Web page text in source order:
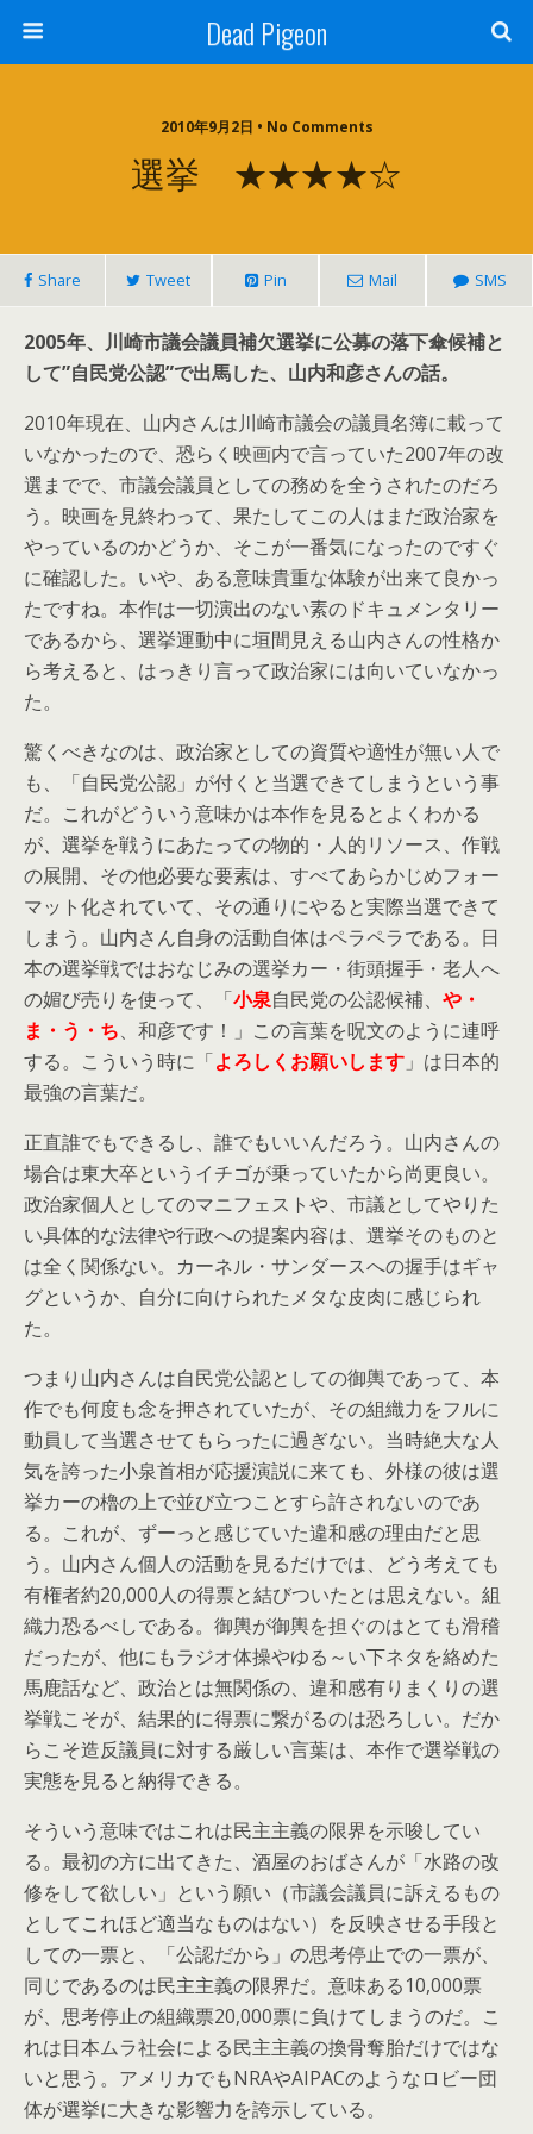
Dead Pigeon
2010年9月2日 • No Comments
選挙 ★★★★☆
Share Tweet Pin Mail SMS
2005年、川崎市議会議員補欠選挙に公募の落下傘候補と
して”自民党公認”で出馬した、山内和彦さんの話。
2010年現在、山内さんは川崎市議会の議員名簿に載って
いなかったので、恐らく映画内で言っていた2007年の改
選までで、市議会議員としての務めを全うされたのだろ
う。映画を見終わって、果たしてこの人はまだ政治家を
やっているのかどうか、そこが一番気になったのですぐ
に確認した。いや、ある意味貴重な体験が出来て良かっ
たですね。本作は一切演出のない素のドキュメンタリー
であるから、選挙運動中に垣間見える山内さんの性格か
ら考えると、はっきり言って政治家には向いていなかっ
た。
驚くべきなのは、政治家としての資質や適性が無い人で
も、「自民党公認」が付くと当選できてしまうという事
だ。これがどういう意味かは本作を見るとよくわかる
が、選挙を戦うにあたっての物的・人的リソース、作戦
の展開、その他必要な要素は、すべてあらかじめフォー
マット化されていて、その通りにやると実際当選できて
しまう。山内さん自身の活動自体はペラペラである。日
本の選挙戦ではおなじみの選挙カー・街頭握手・老人へ
の媚び売りを使って、「小泉自民党の公認候補、 や・
ま・う・ち、和彦です！」この言葉を呪文のように連呼
する。こういう時に「よろしくお願いします 」は日本的
最強の言葉だ。
正直誰でもできるし、誰でもいいんだろう。山内さんの
場合は東大卒というイチゴが乗っていたから尚更良い。
政治家個人としてのマニフェストや、市議としてやりた
い具体的な法律や行政への提案内容は、選挙そのものと
は全く関係ない。カーネル・サンダースへの握手はギャ
グというか、自分に向けられたメタな皮肉に感じられ
た。
つまり山内さんは自民党公認としての御輿であって、本
作でも何度も念を押されていたが、その組織力をフルに
動員して当選させてもらったに過ぎない。当時絶大な人
気を誇った小泉首相が応援演説に来ても、外様の彼は選
挙カーの櫓の上で並び立つことすら許されないのであ
る。これが、ずーっと感じていた違和感の理由だと思
う。山内さん個人の活動を見るだけでは、どう考えても
有権者約20,000人の得票と結びついたとは思えない。組
織力恐るべしである。御輿が御輿を担ぐのはとても滑稽
だったが、他にもラジオ体操やゆる～い下ネタを絡めた
馬鹿話など、政治とは無関係の、違和感有りまくりの選
挙戦こそが、結果的に得票に繋がるのは恐ろしい。だか
らこそ造反議員に対する厳しい言葉は、本作で選挙戦の
実態を見ると納得できる。
そういう意味ではこれは民主主義の限界を示唆してい
る。最初の方に出てきた、酒屋のおばさんが「水路の改
修をして欲しい」という願い（市議会議員に訴えるもの
としてこれほど適当なものはない）を反映させる手段と
しての一票と、「公認だから」の思考停止での一票が、
同じであるのは民主主義の限界だ。意味ある10,000票
が、思考停止の組織票20,000票に負けてしまうのだ。こ
れは日本ムラ社会による民主主義の換骨奪胎だけではな
いと思う。アメリカでもNRAやAIPACのようなロビー団
体が選挙に大きな影響力を誇示している。